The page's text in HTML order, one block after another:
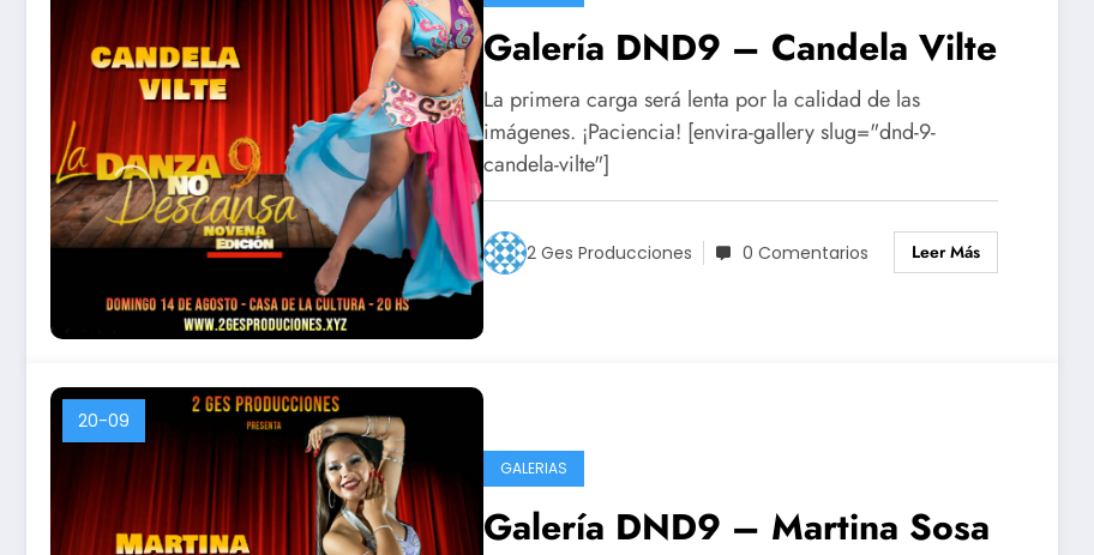
Galería DND9 – Candela Vilte
La primera carga será lenta por la calidad de las
imágenes. ¡Paciencia! [envira-gallery slug="dnd-9-
candela-vilte"]
2 Ges Producciones 0 Comentarios Leer Más
20-09
GALERIAS
Galería DND9 – Martina Sosa